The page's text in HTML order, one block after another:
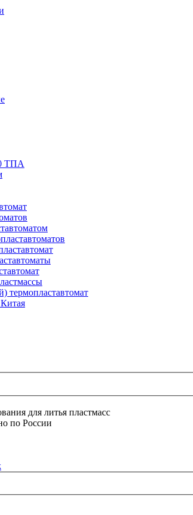
ТПА
термопластавтомат
для литья пластмасс
по России